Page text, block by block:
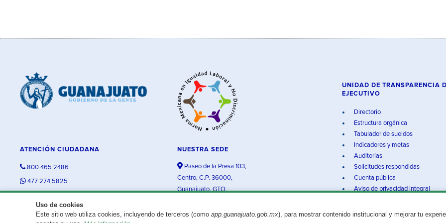
Uso de cookies
Este sitio web utiliza cookies, incluyendo de terceros (como app.guanajuato.gob.mx), para mostrar contenido institucional y mejorar tu
ATENCIÓN CIUDADANA
800 465 2486
477 274 5825
NUESTRA SEDE
Paseo de la Presa 103,
Centro, C.P. 36000,
Guanajuato, GTO.
UNIDAD DE TRANSPARENCIA
EJECUTIVO
Directorio
Estructura orgánica
Tabulador de sueldos
Indicadores y metas
Auditorías
Solicitudes respondidas
Cuenta pública
Aviso de privacidad integral
¿Existe algún problema con esta página?Repórtalo aquí. Aviso legal© 2025 Gobierno del Estado de Guanajuato